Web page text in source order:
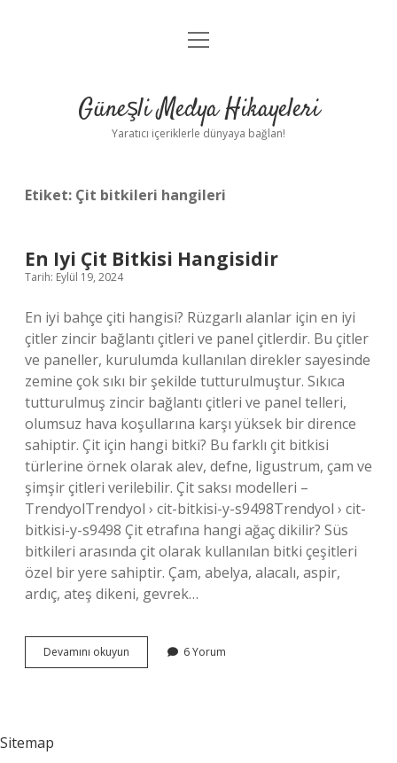
Anasayfa
Yasal Uyarı
menüyü
Güneşli Medya Hikayeleri
Yaratıcı içeriklerle dünyaya bağlan!
Etiket: Çit bitkileri hangileri
En Iyi Çit Bitkisi Hangisidir
Tarih: Eylül 19, 2024
En iyi bahçe çiti hangisi? Rüzgarlı alanlar için en iyi
çitler zincir bağlantı çitleri ve panel çitlerdir. Bu çitler
ve paneller, kurulumda kullanılan direkler sayesinde
zemine çok sıkı bir şekilde tutturulmuştur. Sıkıca
tutturulmuş zincir bağlantı çitleri ve panel telleri,
olumsuz hava koşullarına karşı yüksek bir dirence
sahiptir. Çit için hangi bitki? Bu farklı çit bitkisi
türlerine örnek olarak alev, defne, ligustrum, çam ve
şimşir çitleri verilebilir. Çit saksı modelleri –
TrendyolTrendyol › cit-bitkisi-y-s9498Trendyol › cit-
bitkisi-y-s9498 Çit etrafına hangi ağaç dikilir? Süs
bitkileri arasında çit olarak kullanılan bitki çeşitleri
özel bir yere sahiptir. Çam, abelya, alacalı, aspir,
ardıç, ateş dikeni, gevrek…
Devamını okuyun
Iyi
6 Yorum
Sitemap